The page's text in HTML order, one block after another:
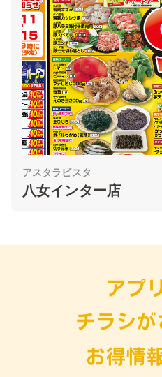
アスタラビスタ
八女インター店